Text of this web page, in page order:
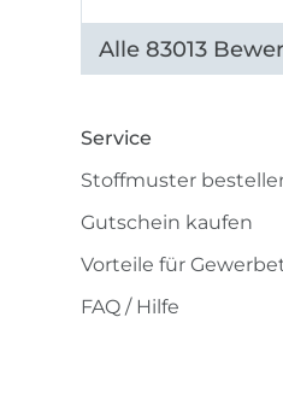
Alle 83013
Service
Stoffmuster
Gutschein kaufen
Vorteile für
FAQ / Hilfe